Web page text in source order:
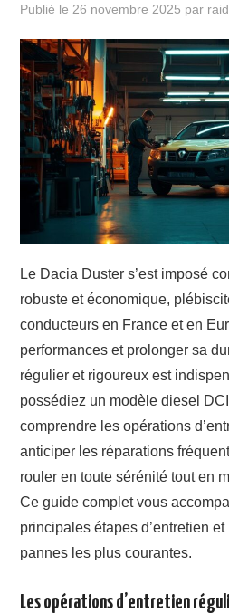
DEUX ROUES
ADMINISTRATIF
ACTU
Publié le 26 novembre 2025 par
Le Dacia Duster s’est imposé
robuste et économique,
conducteurs en France et en
performances et prolonger sa
régulier et rigoureux est
possédiez un modèle diesel
comprendre les opérations
anticiper les réparations
rouler en toute sérénité tout en
Ce guide complet vous
principales étapes d’entretien
pannes les plus courantes.
Les opérations d’entretien